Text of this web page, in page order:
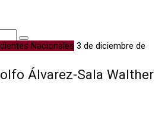
Nacionales 3 de diciembre de
Álvarez-Sala Walther